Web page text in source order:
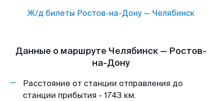
Ж/д билеты Ростов-на-Дону — Челябинск
Данные о маршруте Челябинск — Ростов-
на-Дону
Расстояние от станции отправления до
станции прибытия - 1743 км.